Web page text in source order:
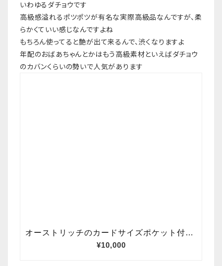
いわゆるダチョウです
高級感溢れるポツポツが有名な実際高級品なんですが、柔
らかくていい感じなんですよね
もちろん使ってると艶が出て来るんで、渋くなりますよ
年配のおばあちゃんとかはもう高級素材といえばダチョウ
のカバンくらいの勢いで人気があります